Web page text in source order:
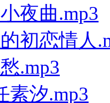
夜曲.mp3
初恋情人
.mp3
素汐.mp3